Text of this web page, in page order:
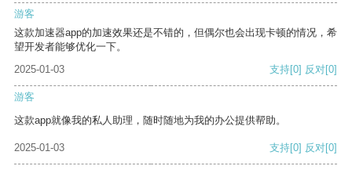
游客
这款加速器app的加速效果还是不错的，但偶尔也会出现卡顿的情况，希
望开发者能够优化一下。
2025-01-03
支持[0] 反对[0]
游客
这款app就像我的私人助理，随时随地为我的办公提供帮助。
2025-01-03 支持[0] 反对[0]